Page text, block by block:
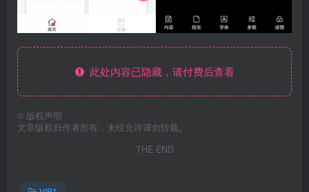
此处内容已隐藏，请付费后查看
© 版权声明
文章版权归作者所有，未经允许请勿转载。
THE END